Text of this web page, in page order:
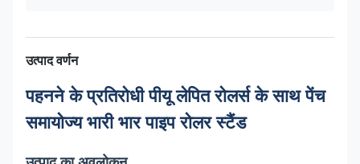
उत्पाद वर्णन
पहनने के प्रतिरोधी पीयू लेपित रोलर्स के साथ पेंच
समायोज्य भारी भार पाइप रोलर स्टैंड